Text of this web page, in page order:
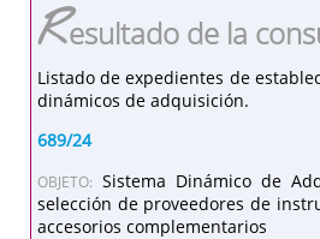
Resultado de la
Listado de expedientes de
dinámicos de adquisición.
689/24
OBJETO:
Sistema Dinámico de
selección de proveedores de
accesorios complementarios